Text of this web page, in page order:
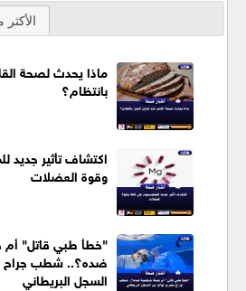
ماذا يحدث لصحة
بانتظام؟
اكتشاف تأثير جديد
وقوة العضلات
"خطأ طبي قاتل"
ضده؟.. شطب جراح
السجل البريطاني